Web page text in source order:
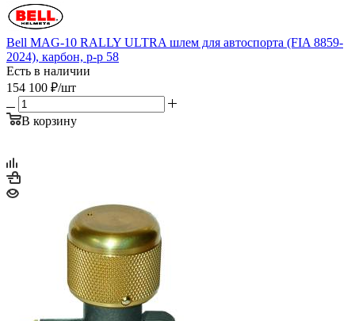
Bell MAG-10 RALLY ULTRA шлем для автоспорта (FIA 8859-
2024), карбон, р-р 58
Есть в наличии
154 100 ₽/шт
В корзину